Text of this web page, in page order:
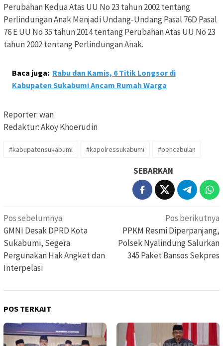
Perubahan Kedua Atas UU No 23 tahun 2002 tentang
Perlindungan Anak Menjadi Undang-Undang Pasal 76D Pasal
76 E UU No 35 tahun 2014 tentang Perubahan Atas UU No 23
tahun 2002 tentang Perlindungan Anak.
Baca juga: Rabu dan Kamis, 6 Titik Longsor di
Kabupaten Sukabumi Ancam Rumah Warga
Reporter: wan
Redaktur: Akoy Khoerudin
#kabupatensukabumi #kapolressukabumi #pencabulan
SEBARKAN
Navigasi
pos
Pos sebelumnya
GMNI Desak DPRD Kota
Sukabumi, Segera
Pergunakan Hak Angket dan
Interpelasi
Pos berikutnya
PPKM Resmi Diperpanjang,
Polsek Nyalindung Salurkan
345 Paket Bansos Sekpres
POS TERKAIT